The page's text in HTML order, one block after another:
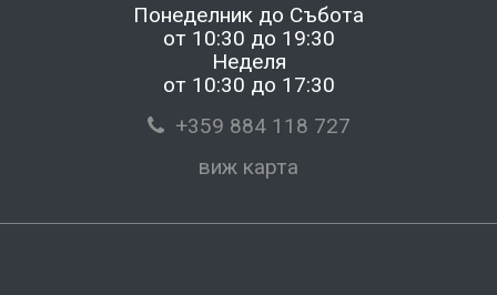
Понеделник до Събота
от 10:30 до 19:30
Неделя
от 10:30 до 17:30
+359 884 118 727
виж карта